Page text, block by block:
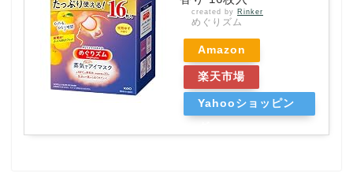
created by Rinker
めぐりズム
Amazon
楽天市場
Yahooショッピン